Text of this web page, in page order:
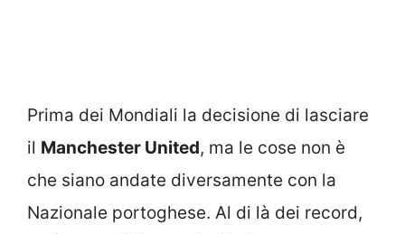
Prima dei Mondiali la decisione di lasciare
il Manchester United, ma le cose non è
che siano andate diversamente con la
Nazionale portoghese. Al di là dei record,